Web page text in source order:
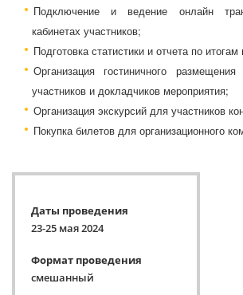
Подключение и ведение онлайн
кабинетах участников;
Подготовка статистики и отчета по
Организация гостиничного
участников и докладчиков мероприятия;
Организация экскурсий для участников
Покупка билетов для организационного
Даты проведения
23-25 мая 2024
Формат проведения
смешанный